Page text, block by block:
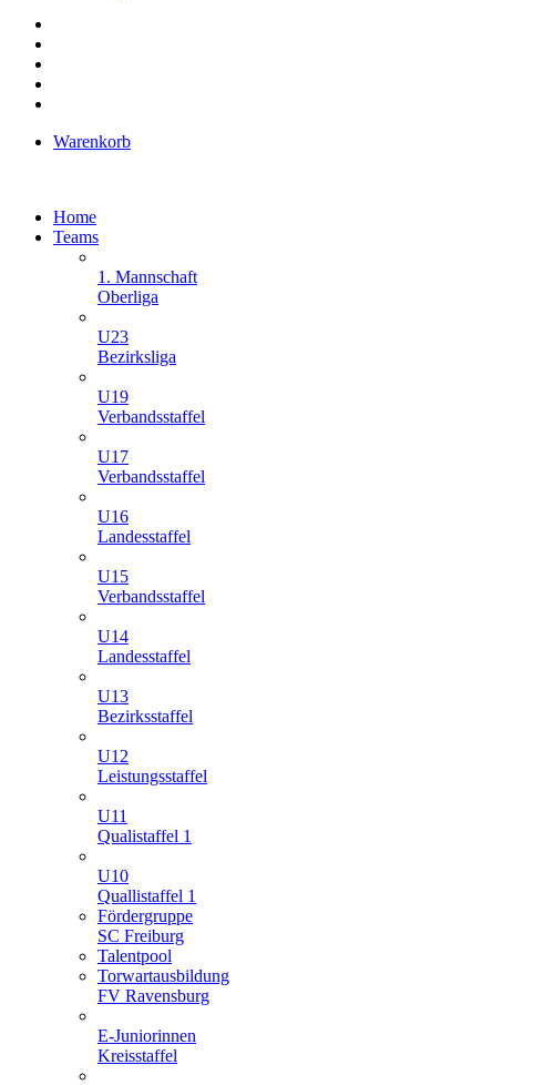
Warenkorb
Home
Teams
1. Mannschaft
Oberliga
U23
Bezirksliga
U19
Verbandsstaffel
U17
Verbandsstaffel
U16
Landesstaffel
U15
Verbandsstaffel
U14
Landesstaffel
U13
Bezirksstaffel
U12
Leistungsstaffel
U11
Qualistaffel 1
U10
Quallistaffel 1
Fördergruppe
SC Freiburg
Talentpool
Torwartausbildung
FV Ravensburg
E-Juniorinnen
Kreisstaffel